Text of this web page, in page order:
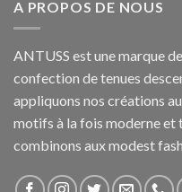
A PROPOS DE NOUS
ANTUSS est une marque
confection de tenues
appliquons nos créations
motifs à la fois moderne et
combinons aux modest